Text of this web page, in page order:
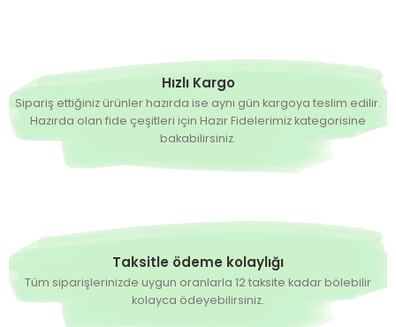
Hazırda Yok
Siesta F1 İri Salçalık Domates Fidesi
4,90 TL
4,90 TL
Hazırda Yok
Külçe F1 Sanayilik Domates Fidesi
Hızlı Kargo
Sipariş ettiğiniz ürünler hazırda ise aynı gün kargoya teslim edilir.
Hazırda olan fide çeşitleri için Hazır Fidelerimiz kategorisine
bakabilirsiniz.
Taksitle ödeme kolaylığı
Tüm siparişlerinizde uygun oranlarla 12 taksite kadar bölebilir
kolayca ödeyebilirsiniz.